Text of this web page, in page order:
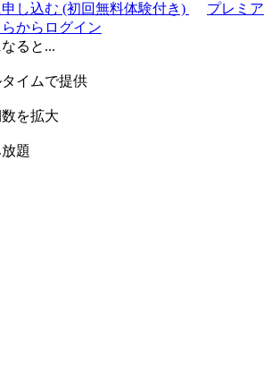
し込む (初回無料体験付き)
プレミア
からログイン
ると...
イムで提供
を拡大
題